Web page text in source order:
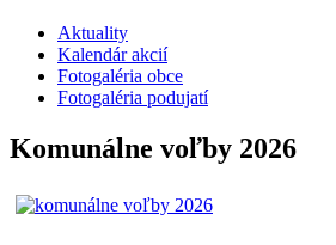
Aktuality
Kalendár akcií
Fotogaléria obce
Fotogaléria podujatí
Komunálne voľby 2026